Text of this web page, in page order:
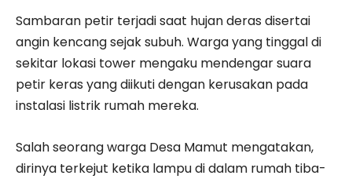
Sambaran petir terjadi saat hujan deras disertai
angin kencang sejak subuh. Warga yang tinggal di
sekitar lokasi tower mengaku mendengar suara
petir keras yang diikuti dengan kerusakan pada
instalasi listrik rumah mereka.
Salah seorang warga Desa Mamut mengatakan,
dirinya terkejut ketika lampu di dalam rumah tiba-